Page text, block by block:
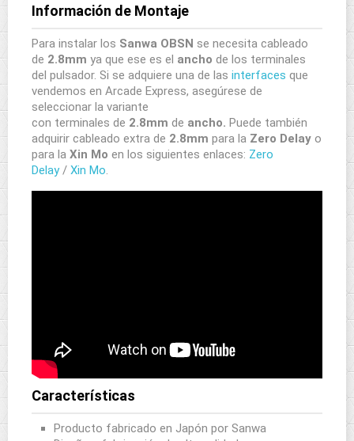
Información de Montaje
Para instalar los Sanwa OBSN se necesita cableado
de 2.8mm ya que ese es el ancho de los terminales
del pulsador. Si se adquiere una de las interfaces que
vendemos en Arcade Express, asegúrese de
seleccionar la variante
con terminales de 2.8mm de ancho. Puede también
adquirir cableado extra de 2.8mm para la Zero Delay o
para la Xin Mo en los siguientes enlaces: Zero
Delay/ Xin Mo.
Características
Producto fabricado en Japón por Sanwa